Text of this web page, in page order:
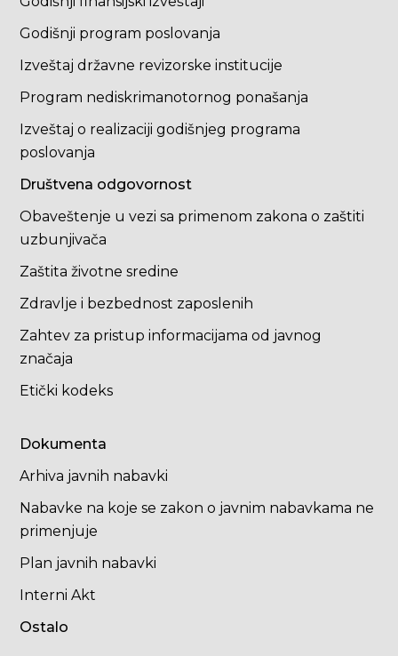
Godišnji program poslovanja
Izveštaj državne revizorske institucije
Program nediskrimanotornog ponašanja
Izveštaj o realizaciji godišnjeg programa
poslovanja
Društvena odgovornost
Obaveštenje u vezi sa primenom zakona o zaštiti
uzbunjivača
Zaštita životne sredine
Zdravlje i bezbednost zaposlenih
Zahtev za pristup informacijama od javnog
značaja
Etički kodeks
Dokumenta
Arhiva javnih nabavki
Nabavke na koje se zakon o javnim nabavkama ne
primenjuje
Plan javnih nabavki
Interni Akt
Ostalo